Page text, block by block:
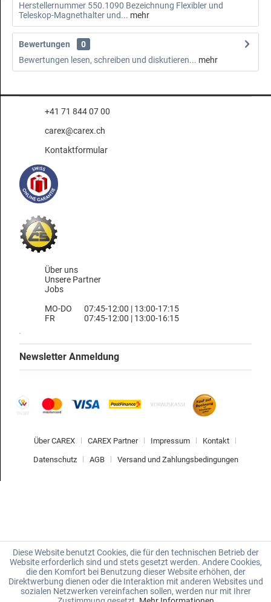
Herstellernummer 550.1090 Bezeichnung Flexibler und
Teleskop-Magnethalter und... mehr
Bewertungen
0
Bewertungen lesen, schreiben und diskutieren... mehr
+41 71 844 07 00
carex@carex.ch
Kontaktformular
Über uns
Unsere Partner
Jobs
MO-DO
FR
07:45-12:00 | 13:00-17:15
07:45-12:00 | 13:00-16:15
Newsletter Anmeldung
Über CAREX CAREX Partner Impressum Kontakt
Datenschutz AGB Versand und Zahlungsbedingungen
Diese Website benutzt Cookies, die für den technischen Betrieb der
Website erforderlich sind und stets gesetzt werden. Andere Cookies,
die den Komfort bei Benutzung dieser Website erhöhen, der
Direktwerbung dienen oder die Interaktion mit anderen Websites und
sozialen Netzwerken vereinfachen sollen, werden nur mit Ihrer